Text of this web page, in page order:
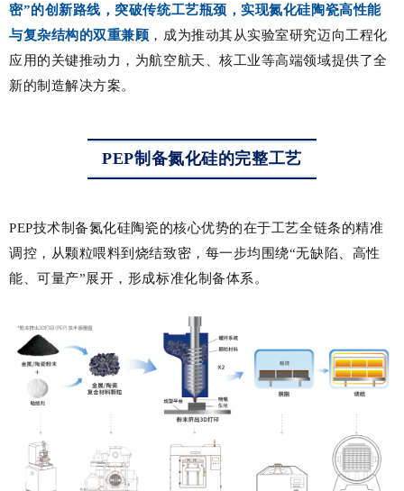
密”的创新路线，突破传统工艺瓶颈，实现氮化硅陶瓷高性能
与复杂结构的双重兼顾 ，成为推动其从实验室研究迈向工程化
应用的关键推动力，为航空航天、核工业等高端领域提供了全
新的制造解决方案。
PEP制备氮化硅的完整工艺
PEP技术制备氮化硅陶瓷的核心优势的在于工艺全链条的精准
调控，从颗粒喂料到烧结致密，每一步均围绕“无缺陷、高性
能、可量产”展开，形成标准化制备体系。